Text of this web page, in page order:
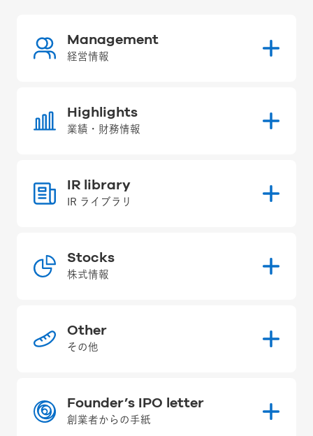
Management
経営情報
Highlights
業績・財務情報
IR library
IR ライブラリ
Stocks
株式情報
Other
その他
Founder’s IPO letter
創業者からの手紙